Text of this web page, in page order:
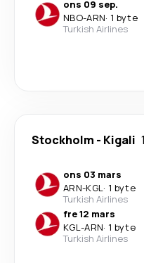
ons 09 sep.
NBO-ARN· 1 byte
Turkish Airlines
Stockholm - Kigali
ons 03 mars
ARN-KGL· 1 byte
Turkish Airlines
fre 12 mars
KGL-ARN· 1 byte
Turkish Airlines